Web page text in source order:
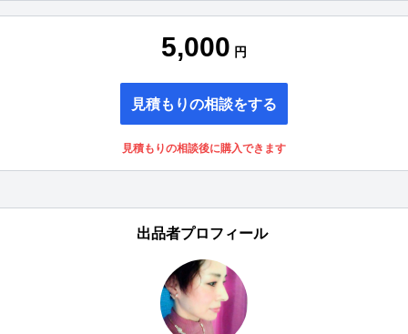
5,000 円
見積もりの相談をする
見積もりの相談後に購入できます
出品者プロフィール